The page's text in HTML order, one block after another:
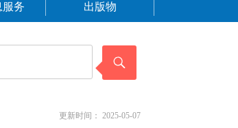
服务 出版物
更新时间： 2025-05-07